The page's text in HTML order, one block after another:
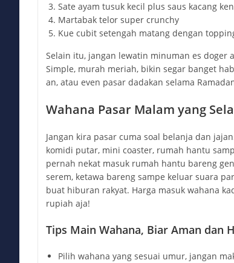
Sate ayam tusuk kecil plus saus kacang
Martabak telor super crunchy
Kue cubit setengah matang dengan
Selain itu, jangan lewatin minuman es doger
Simple, murah meriah, bikin segar banget
an, atau even pasar dadakan selama
Wahana Pasar Malam yang
Jangan kira pasar cuma soal belanja dan
komidi putar, mini coaster, rumah hantu
pernah nekat masuk rumah hantu bareng
serem, ketawa bareng sampe keluar suara
buat hiburan rakyat. Harga masuk wahana
rupiah aja!
Tips Main Wahana, Biar Aman dan
Pilih wahana yang sesuai umur, jangan